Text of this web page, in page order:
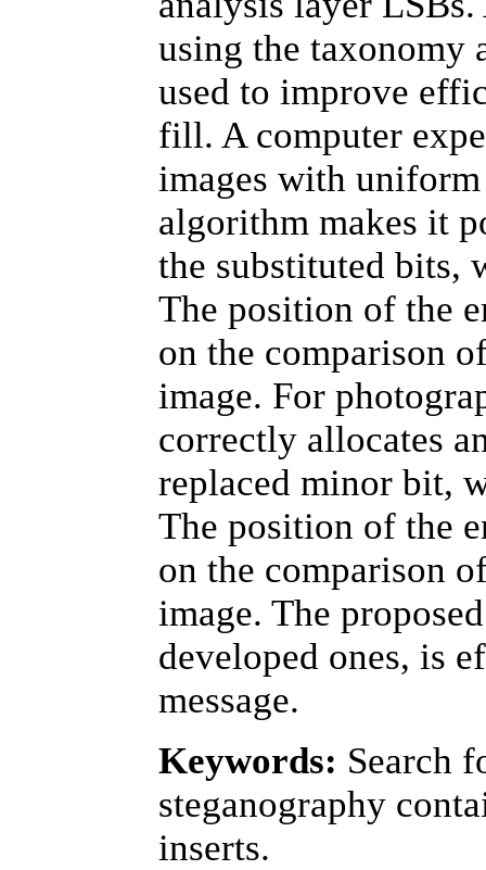
using the taxonomy
used to improve
fill. A computer
images with
algorithm makes it
the substituted bits,
The position of the
on the comparison
image. For
correctly allocates
replaced minor bit,
The position of the
on the comparison
image. The
developed ones, is
message.
Keywords: Search
steganography
inserts.